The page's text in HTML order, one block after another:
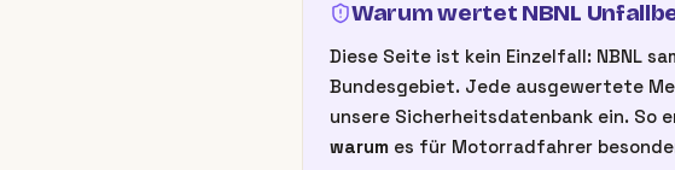
Warum wertet NBNL
Diese Seite ist kein Einzelfall: NBNL
Bundesgebiet. Jede ausgewertete
unsere Sicherheitsdatenbank ein. So
warum es für Motorradfahrer